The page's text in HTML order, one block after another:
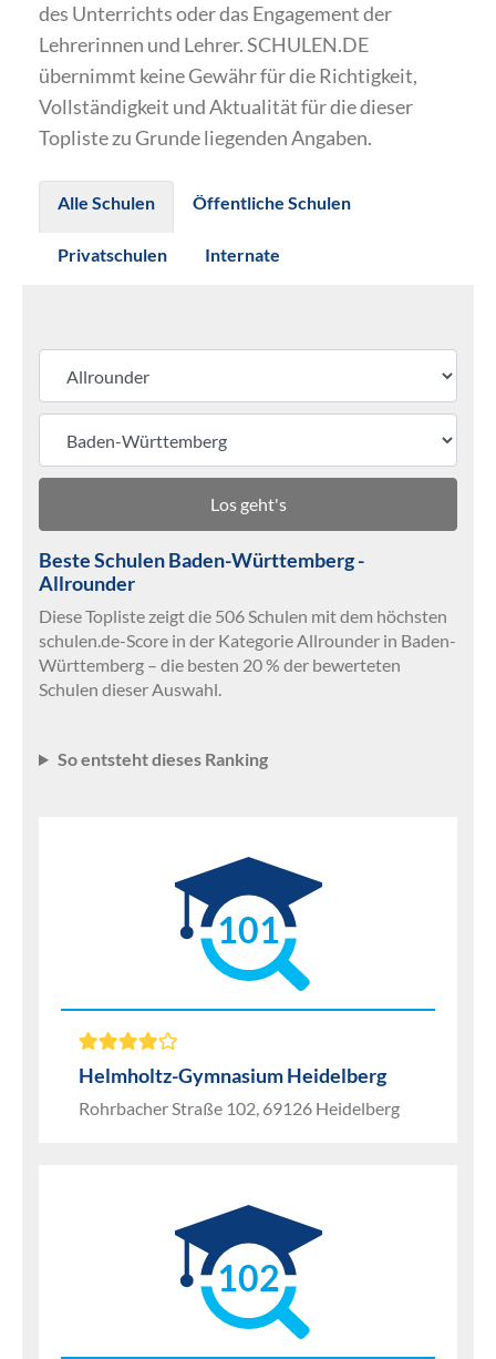
des Unterrichts oder das Engagement der
Lehrerinnen und Lehrer. SCHULEN.DE
übernimmt keine Gewähr für die Richtigkeit,
Vollständigkeit und Aktualität für die dieser
Topliste zu Grunde liegenden Angaben.
Alle Schulen Öffentliche Schulen
Privatschulen Internate
Los geht's
Beste Schulen Baden-Württemberg -
Allrounder
Diese Topliste zeigt die 506 Schulen mit dem höchsten
schulen.de-Score in der Kategorie Allrounder in Baden-
Württemberg – die besten 20 % der bewerteten
Schulen dieser Auswahl.
So entsteht dieses Ranking
101
Helmholtz-Gymnasium Heidelberg
Rohrbacher Straße 102, 69126 Heidelberg
102